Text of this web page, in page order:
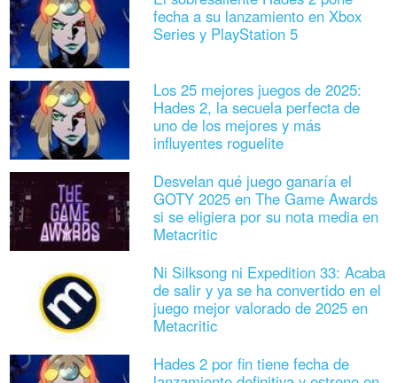
fecha a su lanzamiento en Xbox
Series y PlayStation 5
Los 25 mejores juegos de 2025:
Hades 2, la secuela perfecta de
uno de los mejores y más
influyentes roguelite
Desvelan qué juego ganaría el
GOTY 2025 en The Game Awards
si se eligiera por su nota media en
Metacritic
Ni Silksong ni Expedition 33: Acaba
de salir y ya se ha convertido en el
juego mejor valorado de 2025 en
Metacritic
Hades 2 por fin tiene fecha de